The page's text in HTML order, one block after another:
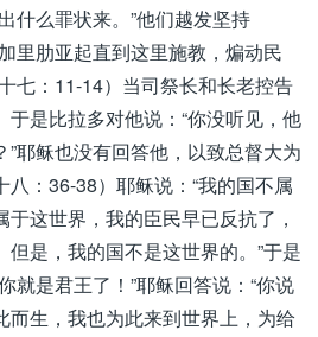
什么罪状来。”他们越发坚持
里肋亚起直到这里施教，煸动民
七：11-14）当司祭长和长老控告
是比拉多对他说：“你没听见，他
耶稣也没有回答他，以致总督大为
：36-38）耶稣说：“我的国不属
这世界，我的臣民早已反抗了，
是，我的国不是这世界的。”于是
就是君王了！”耶稣回答说：“你说
而生，我也为此来到世界上，为给